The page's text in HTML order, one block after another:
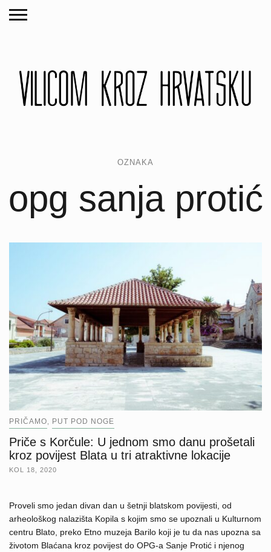
OZNAKA
opg sanja protić
PRIČAMO PUT POD NOGE
Priče s Korčule: U jednom smo danu prošetali
kroz povijest Blata u tri atraktivne lokacije
KOL 18, 2020
Proveli smo jedan divan dan u šetnji blatskom povijesti, od
arheološkog nalazišta Kopila s kojim smo se upoznali u Kulturnom
centru Blato, preko Etno muzeja Barilo koji je tu da nas upozna sa
životom Blaćana kroz povijest do OPG-a Sanje Protić i njenog